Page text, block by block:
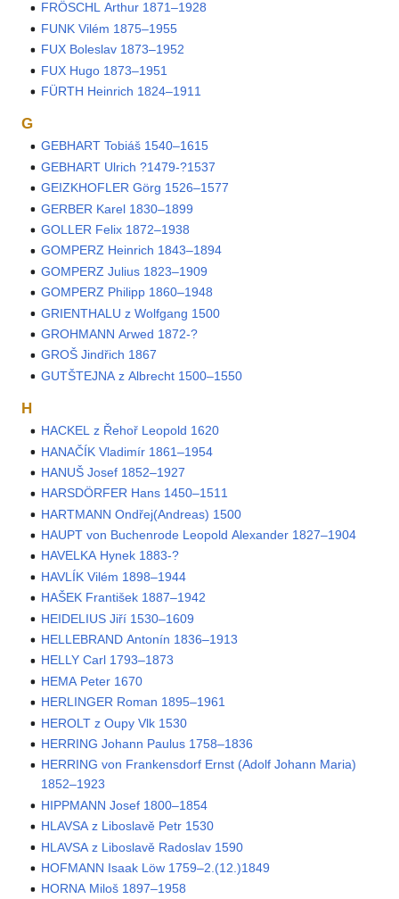
FRÖSCHL Arthur 1871–1928
FUNK Vilém 1875–1955
FUX Boleslav 1873–1952
FUX Hugo 1873–1951
FÜRTH Heinrich 1824–1911
G
GEBHART Tobiáš 1540–1615
GEBHART Ulrich ?1479-?1537
GEIZKHOFLER Görg 1526–1577
GERBER Karel 1830–1899
GOLLER Felix 1872–1938
GOMPERZ Heinrich 1843–1894
GOMPERZ Julius 1823–1909
GOMPERZ Philipp 1860–1948
GRIENTHALU z Wolfgang 1500
GROHMANN Arwed 1872-?
GROŠ Jindřich 1867
GUTŠTEJNA z Albrecht 1500–1550
H
HACKEL z Řehoř Leopold 1620
HANAČÍK Vladimír 1861–1954
HANUŠ Josef 1852–1927
HARSDÖRFER Hans 1450–1511
HARTMANN Ondřej(Andreas) 1500
HAUPT von Buchenrode Leopold Alexander 1827–1904
HAVELKA Hynek 1883-?
HAVLÍK Vilém 1898–1944
HAŠEK František 1887–1942
HEIDELIUS Jiří 1530–1609
HELLEBRAND Antonín 1836–1913
HELLY Carl 1793–1873
HEMA Peter 1670
HERLINGER Roman 1895–1961
HEROLT z Oupy Vlk 1530
HERRING Johann Paulus 1758–1836
HERRING von Frankensdorf Ernst (Adolf Johann Maria)
1852–1923
HIPPMANN Josef 1800–1854
HLAVSA z Liboslavě Petr 1530
HLAVSA z Liboslavě Radoslav 1590
HOFMANN Isaak Löw 1759–2.(12.)1849
HORNA Miloš 1897–1958